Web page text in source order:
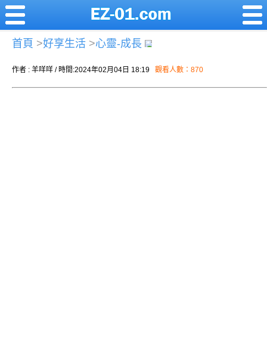
首頁 >好享生活 >心靈-成長
作者 : 羊咩咩 / 時間:2024年02月04日 18:19 觀看人數：870